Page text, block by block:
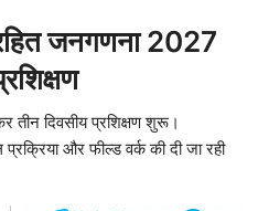
जनगणना 2027
तीन दिवसीय प्रशिक्षण शुरू।
और फील्ड वर्क की दी जा रही